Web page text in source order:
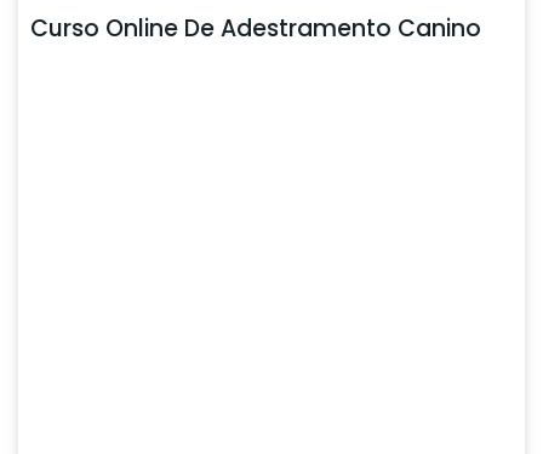
Curso Online De Adestramento Canino